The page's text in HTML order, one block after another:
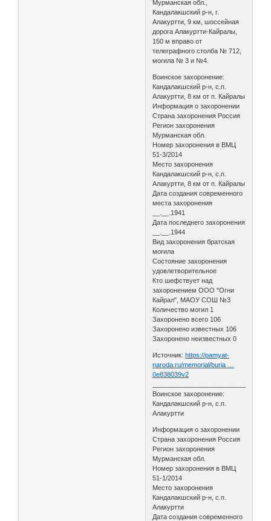
Мурманская обл.,
Кандалакшский р-н, г.
Алакуртти, 9 км, шоссейная
дорога Алакуртти-Кайралы,
150 м вправо от
телеграфного столба № 712,
могила № 3 и №4.
Воинское захоронение:
Кандалакшский р-н, с.п.
Алакуртти, 8 км от п. Кайралы
Информация о захоронении
Страна захоронения Россия
Регион захоронения
Мурманская обл.
Номер захоронения в ВМЦ
51-3/2014
Место захоронения
Кандалакшский р-н, с.п.
Алакуртти, 8 км от п. Кайралы
Дата создания современного
места захоронения
__.__.1941
Дата последнего захоронения
__.__.1944
Вид захоронения братская
могила
Состояние захоронения
удовлетворительное
Кто шефствует над
захоронением ООО "Огни
Кайрал", МАОУ СОШ №3
Количество могил 1
Захоронено всего 106
Захоронено известных 106
Захоронено неизвестных 0
Источник:https://pamyat-
naroda.ru/memorial/buria …
0e838039v2
Воинское захоронение:
Кандалакшский р-н, с.п.
Алакуртти
Информация о захоронении
Страна захоронения Россия
Регион захоронения
Мурманская обл.
Номер захоронения в ВМЦ
51-1/2014
Место захоронения
Кандалакшский р-н, с.п.
Алакуртти
Дата создания современного